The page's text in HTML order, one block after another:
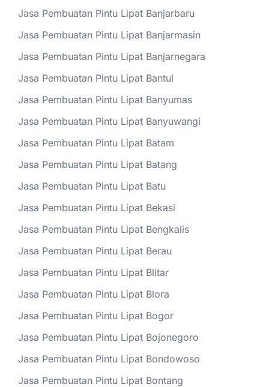
Jasa Pembuatan Pintu Lipat Banjarbaru
Jasa Pembuatan Pintu Lipat Banjarmasin
Jasa Pembuatan Pintu Lipat Banjarnegara
Jasa Pembuatan Pintu Lipat Bantul
Jasa Pembuatan Pintu Lipat Banyumas
Jasa Pembuatan Pintu Lipat Banyuwangi
Jasa Pembuatan Pintu Lipat Batam
Jasa Pembuatan Pintu Lipat Batang
Jasa Pembuatan Pintu Lipat Batu
Jasa Pembuatan Pintu Lipat Bekasi
Jasa Pembuatan Pintu Lipat Bengkalis
Jasa Pembuatan Pintu Lipat Berau
Jasa Pembuatan Pintu Lipat Blitar
Jasa Pembuatan Pintu Lipat Blora
Jasa Pembuatan Pintu Lipat Bogor
Jasa Pembuatan Pintu Lipat Bojonegoro
Jasa Pembuatan Pintu Lipat Bondowoso
Jasa Pembuatan Pintu Lipat Bontang